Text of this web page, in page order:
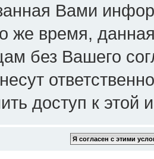
Вами
же время,
без Вашего
доступ к